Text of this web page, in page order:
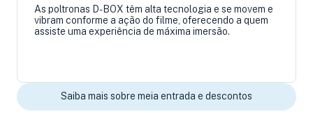
As poltronas D-BOX têm alta tecnologia e se movem e
vibram conforme a ação do filme, oferecendo a quem
assiste uma experiência de máxima imersão.
Saiba mais sobre meia entrada e descontos